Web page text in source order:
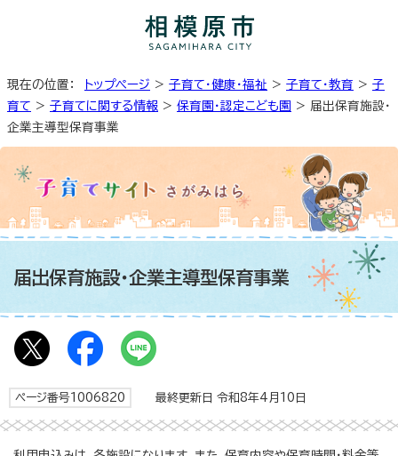
現在の位置： トップページ > 子育て・健康・福祉 > 子育て・教育 > 子
育て > 子育てに関する情報 > 保育園・認定こども園 > 届出保育施設・
企業主導型保育事業
届出保育施設・企業主導型保育事業
ページ番号1006820 最終更新日 令和8年4月10日